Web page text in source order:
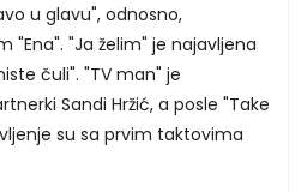
u glavu", odnosno,
"Ena". "Ja želim" je najavljena
čuli". "TV man" je
Sandi Hržić, a posle "Take
su sa prvim taktovima